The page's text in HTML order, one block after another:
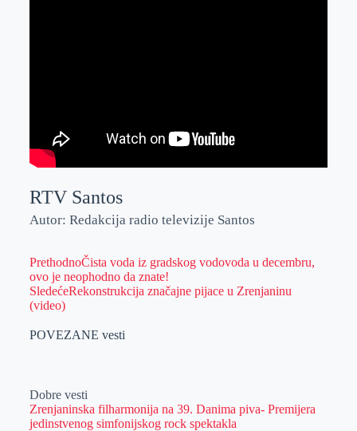
RTV Santos
Autor: Redakcija radio televizije Santos
PrethodnoČista voda iz gradskog vodovoda u decembru,
ovo je neophodno da znate!
SledećeRekonstrukcija značajne pijace u Zrenjaninu
(video)
POVEZANE vesti
Dobre vesti
Zrenjaninska filharmonija na 39. Danima piva- Premijera
jedinstvenog simfonijskog rock spektakla